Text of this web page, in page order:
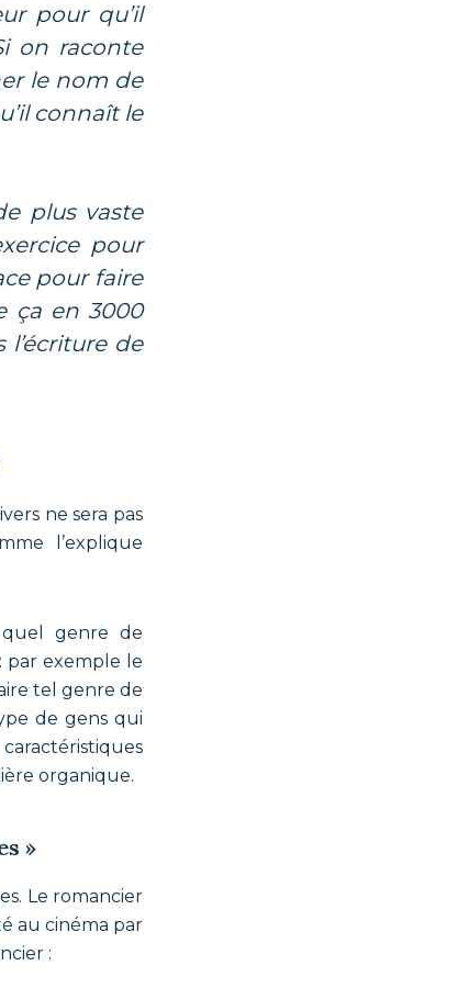
pour qu’il
on raconte
le nom de
connaît le
plus vaste
pour
pour faire
ça en 3000
de
ne sera pas
l’explique
genre de
par exemple le
tel genre de
de gens qui
organique.
»
Le romancier
au cinéma par
: